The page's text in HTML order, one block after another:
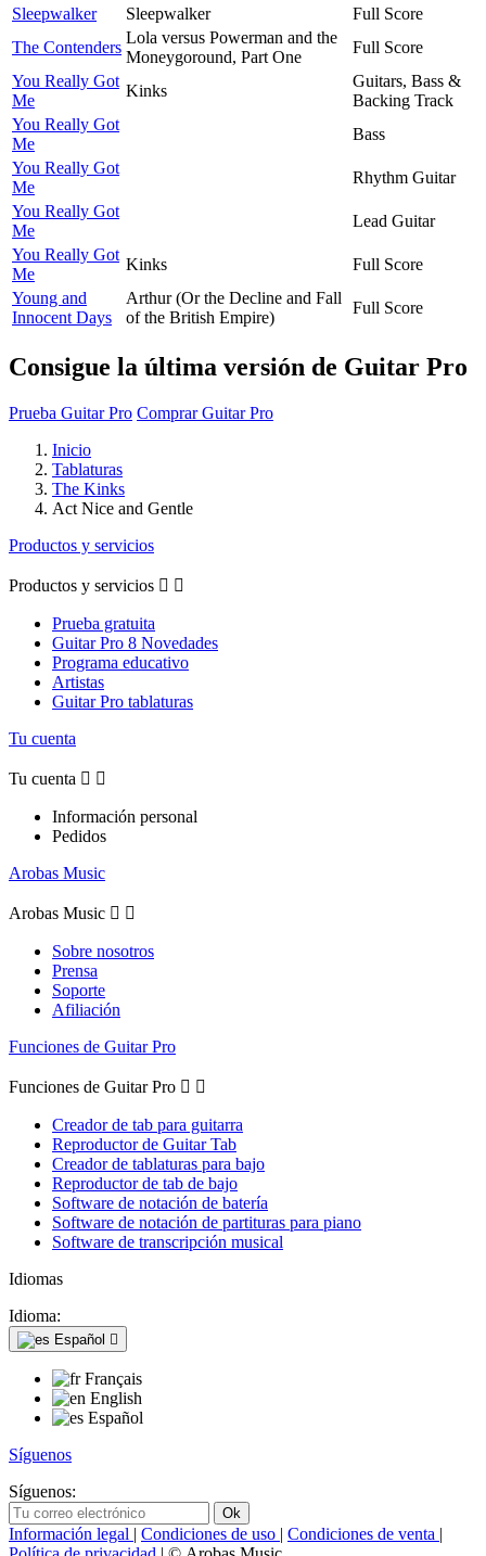
Sleepwalker
Sleepwalker
Full Score
The Contenders
Lola versus Powerman and the
Moneygoround, Part One
Full Score
You Really Got
Me
Kinks
Guitars, Bass &
Backing Track
You Really Got
Me
Bass
You Really Got
Me
Rhythm Guitar
You Really Got
Me
Lead Guitar
You Really Got
Me
Kinks
Full Score
Young and
Innocent Days
Arthur (Or the Decline and Fall
of the British Empire)
Full Score
Consigue la última versión de Guitar Pro
Prueba Guitar Pro Comprar Guitar Pro
Inicio
Tablaturas
The Kinks
Act Nice and Gentle
Productos y servicios
Productos y servicios  
Prueba gratuita
Guitar Pro 8 Novedades
Programa educativo
Artistas
Guitar Pro tablaturas
Tu cuenta
Tu cuenta  
Información personal
Pedidos
Arobas Music
Arobas Music  
Sobre nosotros
Prensa
Soporte
Afiliación
Funciones de Guitar Pro
Funciones de Guitar Pro  
Creador de tab para guitarra
Reproductor de Guitar Tab
Creador de tablaturas para bajo
Reproductor de tab de bajo
Software de notación de batería
Software de notación de partituras para piano
Software de transcripción musical
Idiomas
Idioma:
Español 
Français
English
Español
Síguenos
Síguenos:
Información legal | Condiciones de uso | Condiciones de venta |